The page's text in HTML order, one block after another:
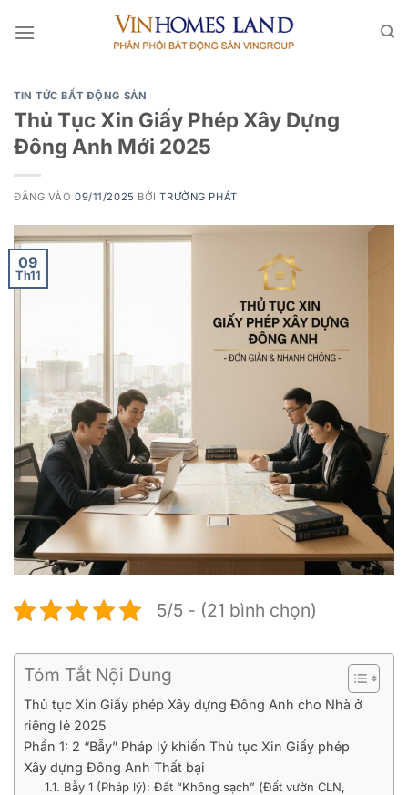
qua
TIN TỨC BẤT ĐỘNG SẢN
Thủ Tục Xin Giấy Phép Xây Dựng
Đông Anh Mới 2025
ĐĂNG VÀO09/11/2025 BỞITRƯỜNG PHÁT
09
Th11
5/5 - (21 bình chọn)
Tóm Tắt Nội Dung
Thủ tục Xin Giấy phép Xây dựng Đông Anh cho Nhà ở
riêng lẻ 2025
Phần 1: 2 “Bẫy” Pháp lý khiến Thủ tục Xin Giấy phép
Xây dựng Đông Anh Thất bại
1.1. Bẫy 1 (Pháp lý): Đất “Không sạch” (Đất vườn CLN,